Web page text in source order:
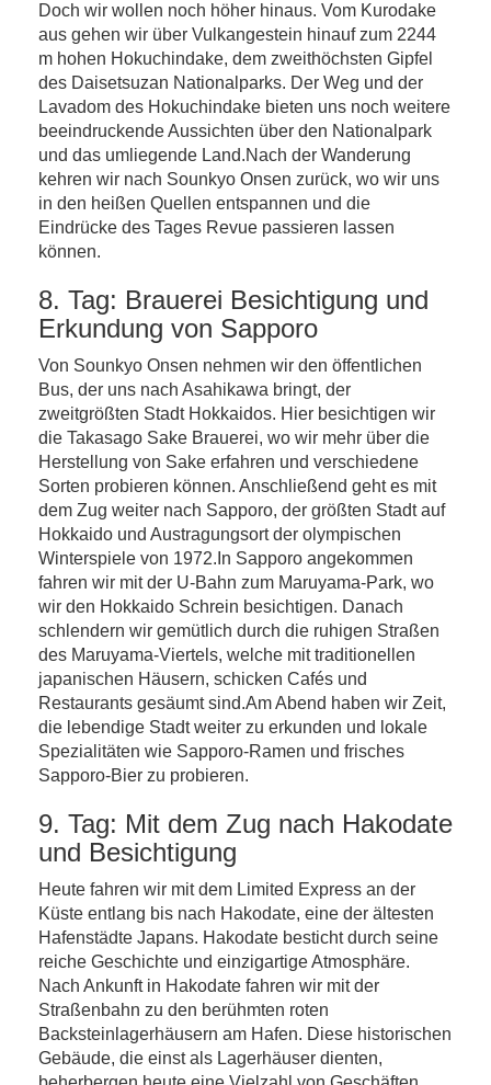
Doch wir wollen noch höher hinaus. Vom Kurodake
aus gehen wir über Vulkangestein hinauf zum 2244
m hohen Hokuchindake, dem zweithöchsten Gipfel
des Daisetsuzan Nationalparks. Der Weg und der
Lavadom des Hokuchindake bieten uns noch weitere
beeindruckende Aussichten über den Nationalpark
und das umliegende Land.Nach der Wanderung
kehren wir nach Sounkyo Onsen zurück, wo wir uns
in den heißen Quellen entspannen und die
Eindrücke des Tages Revue passieren lassen
können.
8. Tag: Brauerei Besichtigung und
Erkundung von Sapporo
Von Sounkyo Onsen nehmen wir den öffentlichen
Bus, der uns nach Asahikawa bringt, der
zweitgrößten Stadt Hokkaidos. Hier besichtigen wir
die Takasago Sake Brauerei, wo wir mehr über die
Herstellung von Sake erfahren und verschiedene
Sorten probieren können. Anschließend geht es mit
dem Zug weiter nach Sapporo, der größten Stadt auf
Hokkaido und Austragungsort der olympischen
Winterspiele von 1972.In Sapporo angekommen
fahren wir mit der U-Bahn zum Maruyama-Park, wo
wir den Hokkaido Schrein besichtigen. Danach
schlendern wir gemütlich durch die ruhigen Straßen
des Maruyama-Viertels, welche mit traditionellen
japanischen Häusern, schicken Cafés und
Restaurants gesäumt sind.Am Abend haben wir Zeit,
die lebendige Stadt weiter zu erkunden und lokale
Spezialitäten wie Sapporo-Ramen und frisches
Sapporo-Bier zu probieren.
9. Tag: Mit dem Zug nach Hakodate
und Besichtigung
Heute fahren wir mit dem Limited Express an der
Küste entlang bis nach Hakodate, eine der ältesten
Hafenstädte Japans. Hakodate besticht durch seine
reiche Geschichte und einzigartige Atmosphäre.
Nach Ankunft in Hakodate fahren wir mit der
Straßenbahn zu den berühmten roten
Backsteinlagerhäusern am Hafen. Diese historischen
Gebäude, die einst als Lagerhäuser dienten,